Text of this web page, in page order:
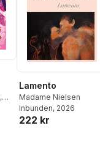
,
Lamento
Madame Nielsen
Inbunden, 2026
222 kr